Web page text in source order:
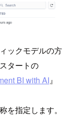
ックモデルの方
タートの
BI with AI』
を指定します。